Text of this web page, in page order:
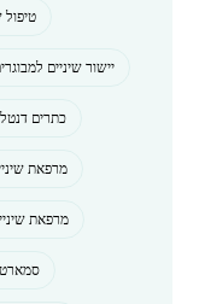
יישור שיניים
כתרים
מרפאת
מרפאת